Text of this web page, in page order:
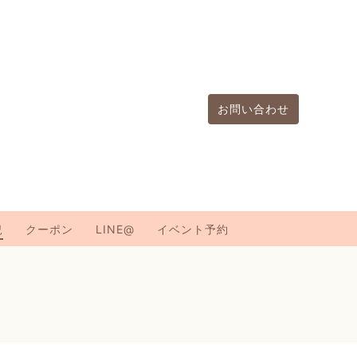
お問い合わせ
クーポン LINE@ イベント予約